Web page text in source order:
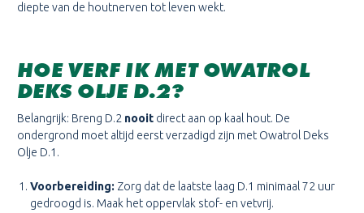
diepte van de houtnerven tot leven wekt.
HOE VERF IK MET OWATROL
DEKS OLJE D.2?
Belangrijk: Breng D.2 nooit direct aan op kaal hout. De
ondergrond moet altijd eerst verzadigd zijn met Owatrol Deks
Olje D.1.
Voorbereiding: Zorg dat de laatste laag D.1 minimaal 72 uur
gedroogd is. Maak het oppervlak stof- en vetvrij.